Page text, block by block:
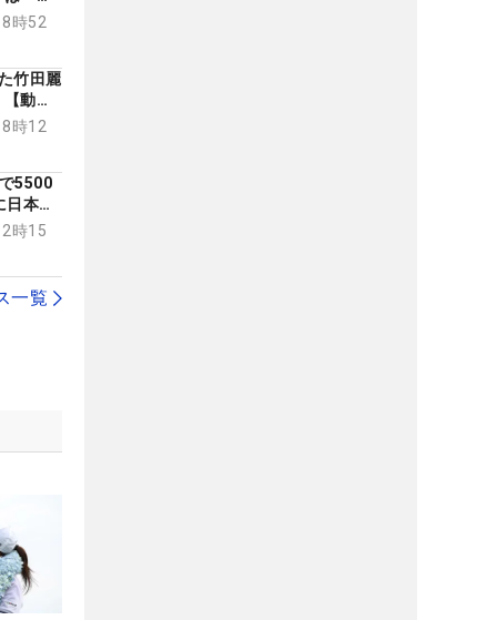
日本ツ
時52
竹田麗
【動
時12
5500
本勢
”を荒
時15
一覧